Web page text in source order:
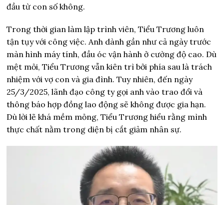
đầu từ con số không.
Trong thời gian làm lập trình viên, Tiểu Trương luôn
tận tụy với công việc. Anh dành gần như cả ngày trước
màn hình máy tính, đầu óc vận hành ở cường độ cao. Dù
mệt mỏi, Tiểu Trương vẫn kiên trì bởi phía sau là trách
nhiệm với vợ con và gia đình. Tuy nhiên, đến ngày
25/3/2025, lãnh đạo công ty gọi anh vào trao đổi và
thông báo hợp đồng lao động sẽ không được gia hạn.
Dù lời lẽ khá mềm mỏng, Tiểu Trương hiểu rằng mình
thực chất nằm trong diện bị cắt giảm nhân sự.